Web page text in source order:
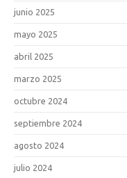
junio 2025
mayo 2025
abril 2025
marzo 2025
octubre 2024
septiembre 2024
agosto 2024
julio 2024